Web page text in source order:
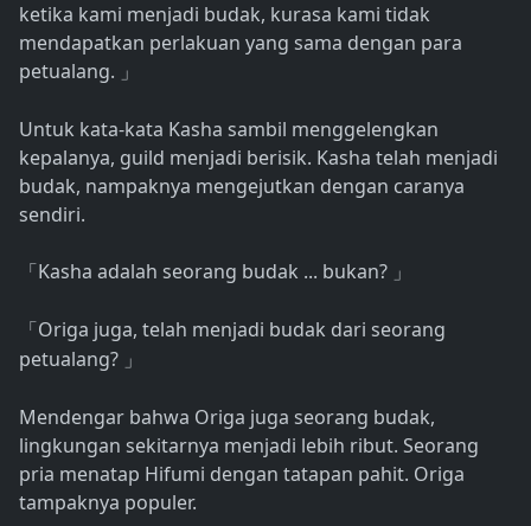
ketika kami menjadi budak, kurasa kami tidak
mendapatkan perlakuan yang sama dengan para
petualang.
」
Untuk kata-kata Kasha sambil menggelengkan
kepalanya, guild menjadi berisik. Kasha telah menjadi
budak, nampaknya mengejutkan dengan caranya
sendiri.
「 Kasha adalah seorang budak ... bukan? 」
「 Origa juga, telah menjadi budak dari seorang
petualang? 」
Mendengar bahwa Origa juga seorang budak,
lingkungan sekitarnya menjadi lebih ribut. Seorang
pria menatap Hifumi dengan tatapan pahit. Origa
tampaknya populer.